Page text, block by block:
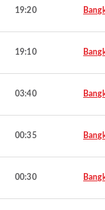
19:20
19:10
03:40
00:35
00:30